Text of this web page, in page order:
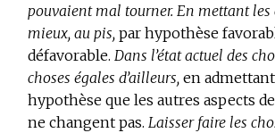
pouvaient mal tourner. En mettant les
mieux, au pis, par hypothèse
défavorable. Dans l’état actuel des
choses égales d’ailleurs, en
hypothèse que les autres aspects
ne changent pas. Laisser faire les